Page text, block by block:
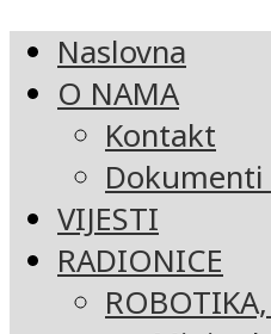
Naslovna
O NAMA
Kontakt
VIJESTI
RADIONICE